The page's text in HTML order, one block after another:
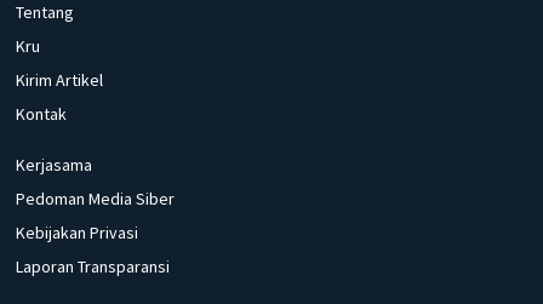
Tentang
Kru
Kirim Artikel
Kontak
Kerjasama
Pedoman Media Siber
Kebijakan Privasi
Laporan Transparansi